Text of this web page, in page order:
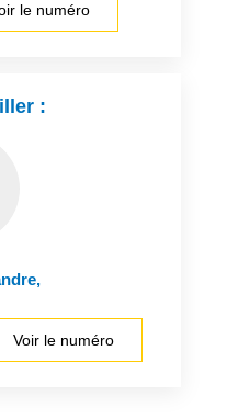
le numéro
:
,
Voir le numéro